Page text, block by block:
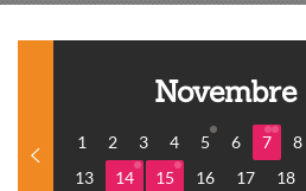
1 2 3 4 5 6 7 8
13
14 15 16 17 18